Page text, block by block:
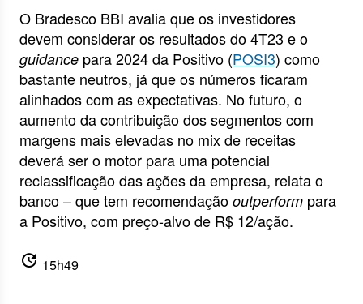
O Bradesco BBI avalia que os investidores
devem considerar os resultados do 4T23 e o
guidance para 2024 da Positivo (POSI3) como
bastante neutros, já que os números ficaram
alinhados com as expectativas. No futuro, o
aumento da contribuição dos segmentos com
margens mais elevadas no mix de receitas
deverá ser o motor para uma potencial
reclassificação das ações da empresa, relata o
banco – que tem recomendação outperform para
a Positivo, com preço-alvo de R$ 12/ação.
update 15h49